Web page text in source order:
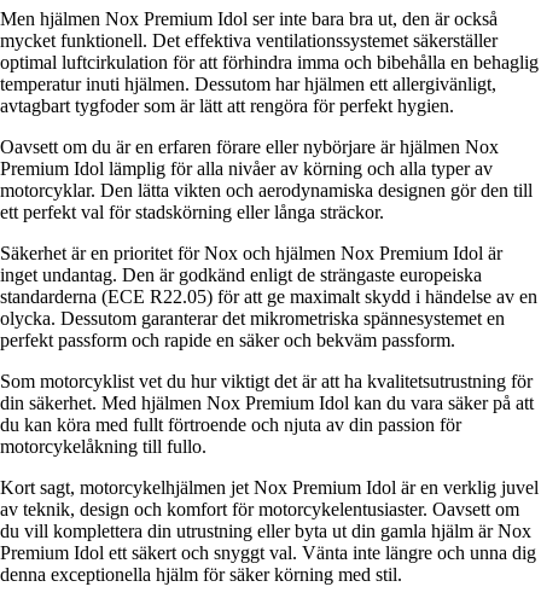
Men hjälmen Nox Premium Idol ser inte bara bra ut, den är också
mycket funktionell. Det effektiva ventilationssystemet säkerställer
optimal luftcirkulation för att förhindra imma och bibehålla en behaglig
temperatur inuti hjälmen. Dessutom har hjälmen ett allergivänligt,
avtagbart tygfoder som är lätt att rengöra för perfekt hygien.
Oavsett om du är en erfaren förare eller nybörjare är hjälmen Nox
Premium Idol lämplig för alla nivåer av körning och alla typer av
motorcyklar. Den lätta vikten och aerodynamiska designen gör den till
ett perfekt val för stadskörning eller långa sträckor.
Säkerhet är en prioritet för Nox och hjälmen Nox Premium Idol är
inget undantag. Den är godkänd enligt de strängaste europeiska
standarderna (ECE R22.05) för att ge maximalt skydd i händelse av en
olycka. Dessutom garanterar det mikrometriska spännesystemet en
perfekt passform och rapide en säker och bekväm passform.
Som motorcyklist vet du hur viktigt det är att ha kvalitetsutrustning för
din säkerhet. Med hjälmen Nox Premium Idol kan du vara säker på att
du kan köra med fullt förtroende och njuta av din passion för
motorcykelåkning till fullo.
Kort sagt, motorcykelhjälmen jet Nox Premium Idol är en verklig juvel
av teknik, design och komfort för motorcykelentusiaster. Oavsett om
du vill komplettera din utrustning eller byta ut din gamla hjälm är Nox
Premium Idol ett säkert och snyggt val. Vänta inte längre och unna dig
denna exceptionella hjälm för säker körning med stil.